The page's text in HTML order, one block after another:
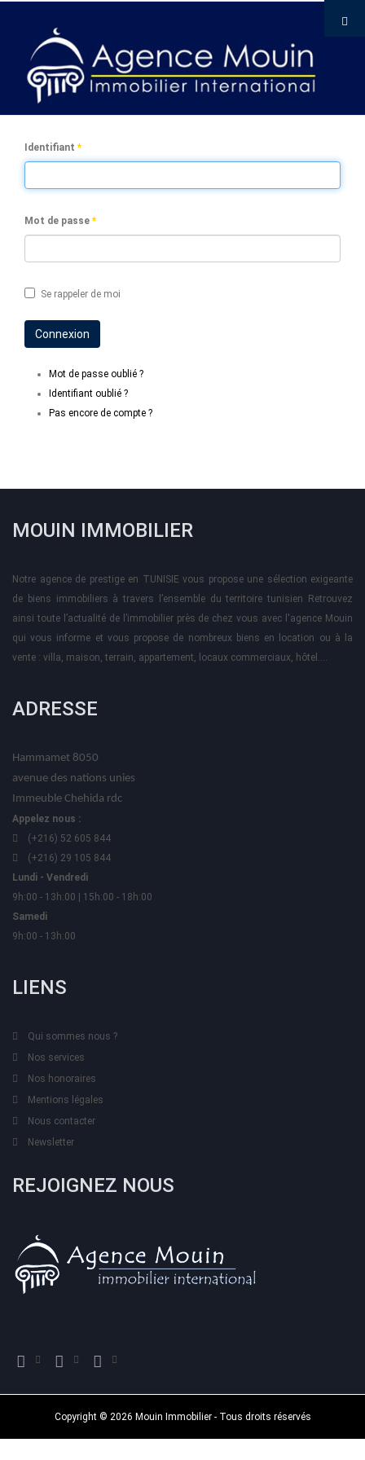
Identifiant *
Mot de passe *
Se rappeler de moi
Connexion
Mot de passe oublié ?
Identifiant oublié ?
Pas encore de compte ?
MOUIN IMMOBILIER
Notre agence de prestige en TUNISIE vous propose une sélection exigeante
de biens immobiliers à travers l’ensemble du territoire tunisien Retrouvez
ainsi toute l’actualité de l’immobilier près de chez vous avec l'agence Mouin
qui vous informe et vous propose de nombreux biens en location ou à la
vente : villa, maison, terrain, appartement, locaux commerciaux, hôtel….
ADRESSE
Hammamet 8050
avenue des nations unies
Immeuble Chehida rdc
Appelez nous :
(+216) 52 605 844
(+216) 29 105 844
Lundi - Vendredi
9h:00 - 13h:00 | 15h:00 - 18h:00
Samedi
9h:00 - 13h:00
LIENS
Qui sommes nous ?
Nos services
Nos honoraires
Mentions légales
Nous contacter
Newsletter
REJOIGNEZ NOUS
Copyright © 2026 Mouin Immobilier - Tous droits réservés